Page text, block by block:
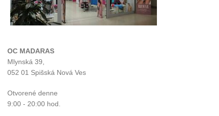
OC MADARAS
Mlynská 39,
052 01 Spišská Nová Ves
Otvorené denne
9:00 - 20:00 hod.